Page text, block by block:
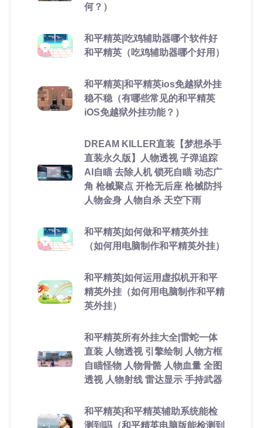
何？）
和平精英|吃鸡辅助器哪个软件好
和平精英（吃鸡辅助器哪个好用）
和平精英|和平精英ios免越狱外挂
稳不稳（有哪些常见的和平精英
iOS免越狱外挂功能？）
DREAM KILLER直装【梦想杀手
直装永久版】人物透视 子弹追踪
AI自瞄 去除人机 锁死自瞄 动态广
角 枪械聚点 开枪无后座 枪械防抖
人物金身 人物自杀 天空下雨
和平精英|如何做和平精英外挂
（如何用电脑制作和平精英外挂）
和平精英|如何运用虚拟机开和平
精英外挂（如何用电脑制作和平精
英外挂）
和平精英所有外挂大全|雷蛇一体
直装 人物透视 引擎绘制 人物方框
自瞄怪物 人物骨骼 人物血量 全图
透视 人物射线 雷达显示 手持武器
和平精英|和平精英辅助系统能检
测到吗（和平精英电脑版能检测到